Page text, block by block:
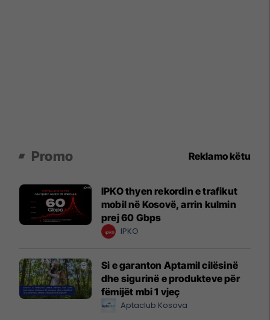
Promo Reklamo këtu
IPKO thyen rekordin e trafikut
mobil në Kosovë, arrin kulmin
prej 60 Gbps
IPKO
Si e garanton Aptamil cilësinë
dhe sigurinë e produkteve për
fëmijët mbi 1 vjeç
Aptaclub Kosova